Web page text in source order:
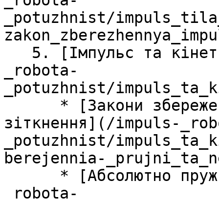
_potuzhnist/
_robota-
_potuzhnist/
зіткнення](/impuls-
_potuzhnist/
berejennia-
_robota-